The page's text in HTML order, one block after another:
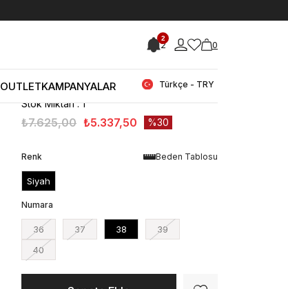
2
2 0
Türkçe - TRY
OUTLETKAMPANYALAR
< < Önceki Sayfaya Dön
Rouge Kadın Hakiki Deri Enjeksiyon
Kösele Taban Siyah Süet Topuklu Bot
Stok Miktarı : 1
₺7.625,00 ₺5.337,50 30
Beden Tablosu
Renk
Siyah
Numara
36 37 38
39
40